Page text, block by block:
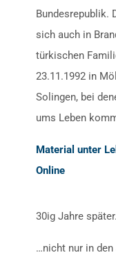
Bundesrepublik.
sich auch in
türkischen
23.11.1992 in
Solingen, bei
ums Leben
Material unter
Online
30ig Jahre
…nicht nur in den